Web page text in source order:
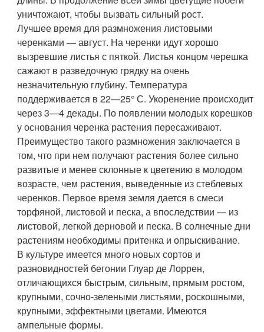
уничтожают, чтобы вызвать сильный рост.
Лучшее время для размножения листовыми
черенками — август. На черенки идут хорошо
вызревшие листья с пяткой. Листья концом черешка
сажают в разведочную грядку на очень
незначительную глубину. Температура
поддерживается в 22—25° С. Укоренение происходит
через 3—4 декады. По появлении молодых корешков
у основания черенка растения пересаживают.
Преимущество такого размножения заключается в
том, что при нем получают растения более сильно
развитые и менее склонные к цветению в молодом
возрасте, чем растения, выведенные из стеблевых
черенков. Первое время земля дается в смеси
торфяной, листовой и песка, а впоследствии — из
листовой, легкой дерновой и песка. В солнечные дни
растениям необходимы притенка и опрыскивание.
В культуре имеется много новых сортов и
разновидностей бегонии Глуар де Лоррен,
отличающихся быстрым, сильным, прямым ростом,
крупными, сочно-зелеными листьями, роскошными,
крупными, эффектными цветами. Имеются
ампельные формы.